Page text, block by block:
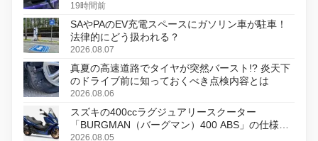
19時間前
SAやPAのEV充電スペースにガソリン車が駐車！
法律的にどう扱われる？
2026.08.07
真夏の高速道路でタイヤが突然バースト!? 炎天下
のドライブ前に知っておくべき点検内容とは
2026.08.06
スズキの400ccラグジュアリースクーター
「BURGMAN（バーグマン）400 ABS」の仕様を
変更し、8月18日に発売
2026.08.05